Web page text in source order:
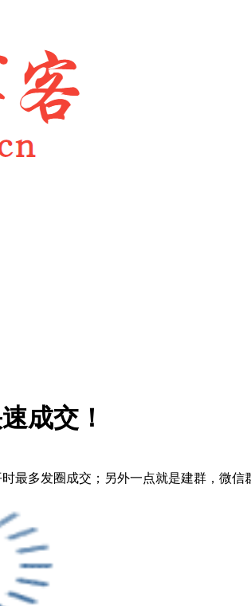
成交！
最多发圈成交；另外一点就是建群，微